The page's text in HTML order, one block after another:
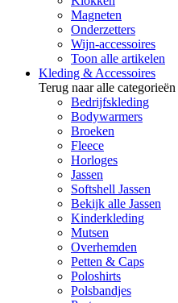
Magneten
Onderzetters
Wijn-accessoires
Toon alle artikelen
Kleding & Accessoires
Terug naar alle categorieën
Bedrijfskleding
Bodywarmers
Broeken
Fleece
Horloges
Jassen
Softshell Jassen
Bekijk alle Jassen
Kinderkleding
Mutsen
Overhemden
Petten & Caps
Poloshirts
Polsbandjes